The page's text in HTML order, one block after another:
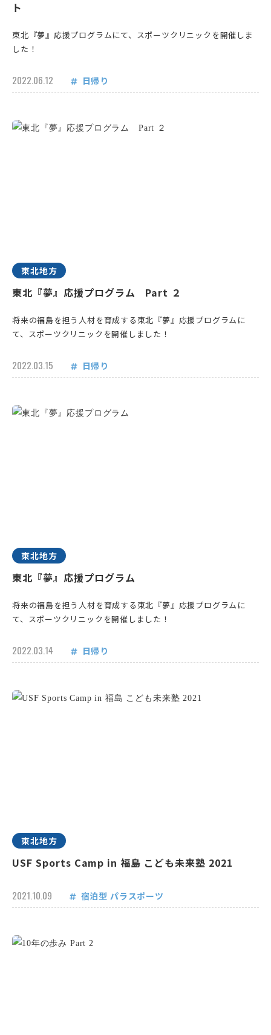
ト
東北『夢』応援プログラムにて、スポーツクリニックを開催しま
した！
2022.06.12 日帰り
東北地方
東北『夢』応援プログラム Part ２
将来の福島を担う人材を育成する東北『夢』応援プログラムに
て、スポーツクリニックを開催しました！
2022.03.15 日帰り
東北地方
東北『夢』応援プログラム
将来の福島を担う人材を育成する東北『夢』応援プログラムに
て、スポーツクリニックを開催しました！
2022.03.14 日帰り
東北地方
USF Sports Camp in 福島 こども未来塾 2021
2021.10.09 宿泊型 パラスポーツ